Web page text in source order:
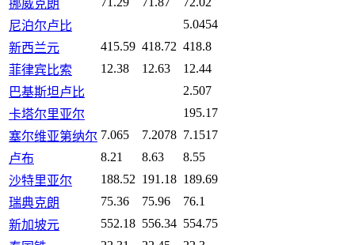
挪威克朗
尼泊尔卢比
5.0454
新西兰元
415.59 418.72 418.8
菲律宾比索
12.38 12.63
12.44
巴基斯坦卢比
2.507
卡塔尔里亚尔
195.17
塞尔维亚第纳尔 7.065 7.2078 7.1517
卢布
8.21 8.63
8.55
沙特里亚尔
188.52 191.18 189.69
瑞典克朗
75.36 75.96
76.1
新加坡元
552.18 556.34 554.75